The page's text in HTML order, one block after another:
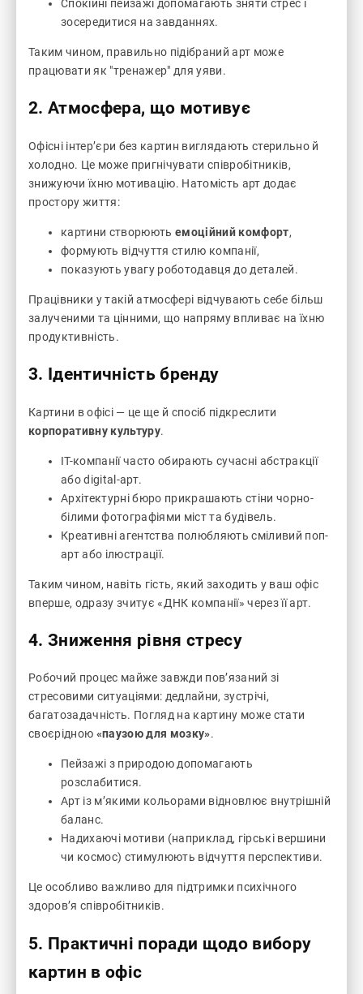
Спокійні пейзажі допомагають зняти стрес і
зосередитися на завданнях.
Таким чином, правильно підібраний арт може
працювати як "тренажер" для уяви.
2. Атмосфера, що мотивує
Офісні інтер’єри без картин виглядають стерильно й
холодно. Це може пригнічувати співробітників,
знижуючи їхню мотивацію. Натомість арт додає
простору життя:
картини створюють емоційний комфорт,
формують відчуття стилю компанії,
показують увагу роботодавця до деталей.
Працівники у такій атмосфері відчувають себе більш
залученими та цінними, що напряму впливає на їхню
продуктивність.
3. Ідентичність бренду
Картини в офісі — це ще й спосіб підкреслити
корпоративну культуру.
ІТ-компанії часто обирають сучасні абстракції
або digital-арт.
Архітектурні бюро прикрашають стіни чорно-
білими фотографіями міст та будівель.
Креативні агентства полюбляють сміливий поп-
арт або ілюстрації.
Таким чином, навіть гість, який заходить у ваш офіс
вперше, одразу зчитує «ДНК компанії» через її арт.
4. Зниження рівня стресу
Робочий процес майже завжди пов’язаний зі
стресовими ситуаціями: дедлайни, зустрічі,
багатозадачність. Погляд на картину може стати
своєрідною «паузою для мозку».
Пейзажі з природою допомагають
розслабитися.
Арт із м’якими кольорами відновлює внутрішній
баланс.
Надихаючі мотиви (наприклад, гірські вершини
чи космос) стимулюють відчуття перспективи.
Це особливо важливо для підтримки психічного
здоров’я співробітників.
5. Практичні поради щодо вибору
картин в офіс